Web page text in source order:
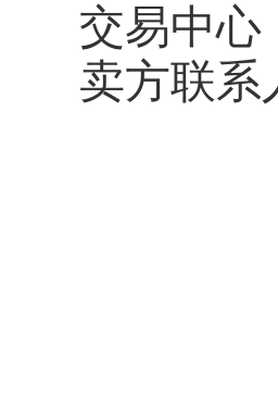
交易中心
卖方联系